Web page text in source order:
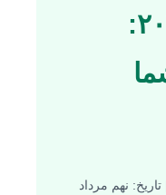
پرطرفدار در ۲۰۲۵:
تاریخ: نهم مرداد